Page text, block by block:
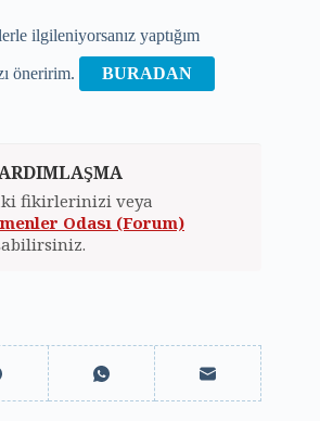
ilgileniyorsanız yaptığım
öneririm.
BURADAN
fikirlerinizi veya
Odası (Forum)